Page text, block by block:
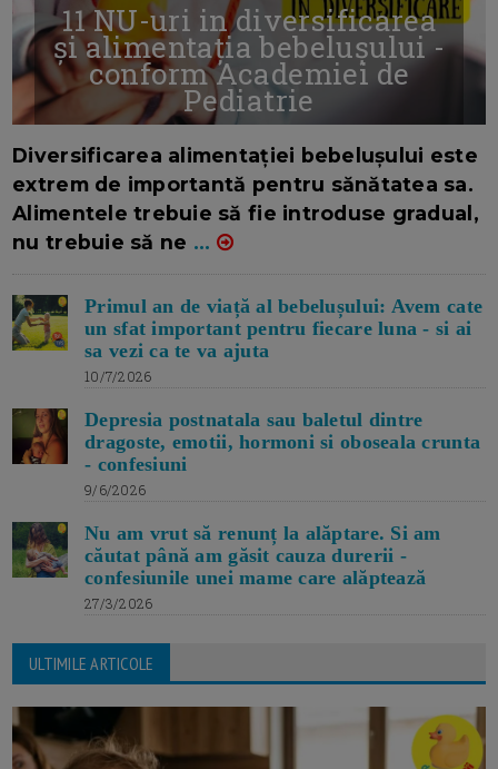
11 NU-uri in diversificarea
și alimentația bebelușului -
conform Academiei de
Pediatrie
Diversificarea alimentației bebelușului este
extrem de importantă pentru sănătatea sa.
Alimentele trebuie să fie introduse gradual,
nu trebuie să ne ...
Primul an de viață al bebelușului: Avem cate
un sfat important pentru fiecare luna - si ai
sa vezi ca te va ajuta
10/7/2026
Depresia postnatala sau baletul dintre
dragoste, emotii, hormoni si oboseala crunta
- confesiuni
9/6/2026
Nu am vrut să renunț la alăptare. Si am
căutat până am găsit cauza durerii -
confesiunile unei mame care alăptează
27/3/2026
ULTIMILE ARTICOLE